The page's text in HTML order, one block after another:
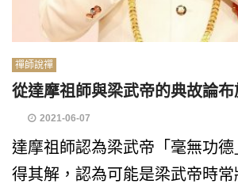
禪師說禪
從達摩祖師與梁武帝的典故論布
2021-06-07
達摩祖師認為梁武帝「毫無功
得其解，認為可能是梁武帝時